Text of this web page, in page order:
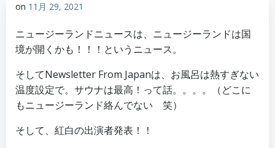
on 11月 29, 2021
ニュージーランドニュースは、ニュージーランドは国
境が開くかも！！！というニュース。
そしてNewsletter From Japanは、お風呂は熱すぎない
温度設定で。サウナは最高！って話。。。。（どこに
もニュージーランド絡んでない 笑）
そして、紅白の出演者発表！！